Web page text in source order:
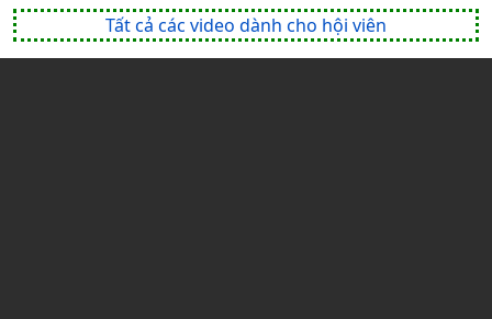
Tất cả các video dành cho hội viên